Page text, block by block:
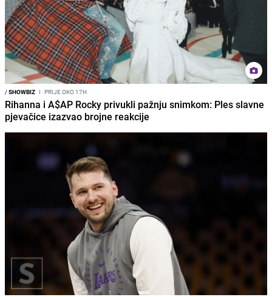
/SHOWBIZ I PRIJE OKO 17H
Rihanna i A$AP Rocky privukli pažnju snimkom: Ples slavne
pjevačice izazvao brojne reakcije